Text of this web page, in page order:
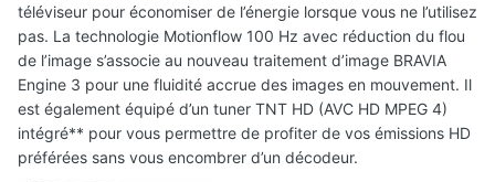
téléviseur pour économiser de l’énergie lorsque vous ne l’utilisez
pas. La technologie Motionflow 100 Hz avec réduction du flou
de l’image s’associe au nouveau traitement d’image BRAVIA
Engine 3 pour une fluidité accrue des images en mouvement. Il
est également équipé d’un tuner TNT HD (AVC HD MPEG 4)
intégré** pour vous permettre de profiter de vos émissions HD
préférées sans vous encombrer d’un décodeur.